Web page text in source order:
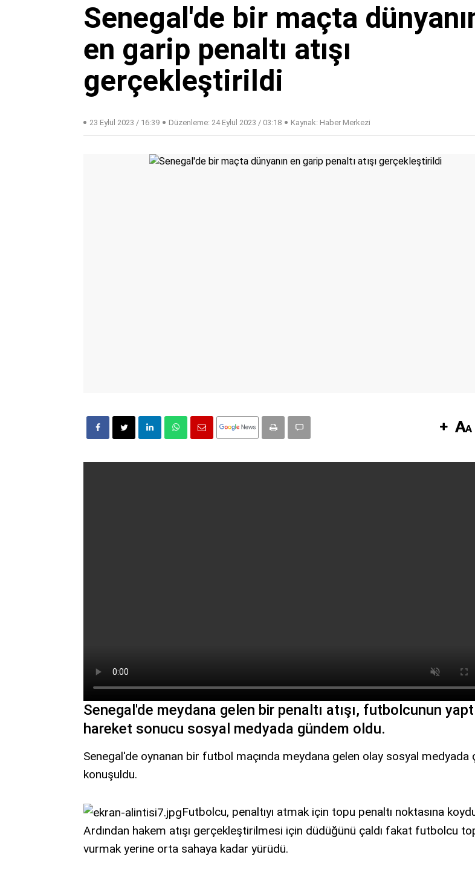
Senegal'de bir maçta
en garip penaltı atışı
gerçekleştirildi
23 Eylül 2023 / 16:39 Düzenleme: 24 Eylül 2023 / 03:18 Kaynak: Haber Merkezi
Senegal'de meydana gelen bir penaltı atışı, futbolcunun
hareket sonucu sosyal medyada gündem oldu.
Senegal'de oynanan bir futbol maçında meydana gelen olay sosyal medyada
konuşuldu.
Futbolcu, penaltıyı atmak için topu penaltı noktasına
Ardından hakem atışı gerçekleştirilmesi için düdüğünü çaldı fakat futbolcu
vurmak yerine orta sahaya kadar yürüdü.